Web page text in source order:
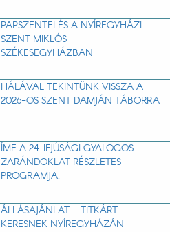
PAPSZENTELÉS A NYÍREGYHÁZI
SZENT MIKLÓS-
SZÉKESEGYHÁZBAN
HÁLÁVAL TEKINTÜNK VISSZA A
2026-OS SZENT DAMJÁN TÁBORRA
ÍME A 24. IFJÚSÁGI GYALOGOS
ZARÁNDOKLAT RÉSZLETES
PROGRAMJA!
ÁLLÁSAJÁNLAT – TITKÁRT
KERESNEK NYÍREGYHÁZÁN